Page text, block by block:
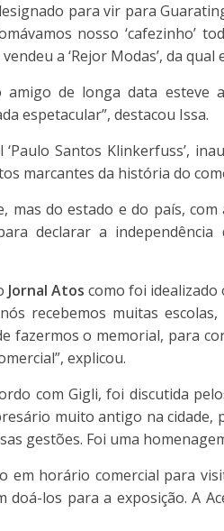
para vir para
nosso ‘cafezinho’
a ‘Rejor Modas’, da
de longa data
espetacular”, destacou Issa.
‘Paulo Santos Klinkerfuss’,
marcantes da história do
do estado e do país,
declarar a
Jornal Atos como foi idealizado
recebemos muitas
fazermos o memorial, para
explicou.
com Gigli, foi discutida
muito antigo na cidade,
gestões. Foi uma
em horário comercial para
los para a exposição. A